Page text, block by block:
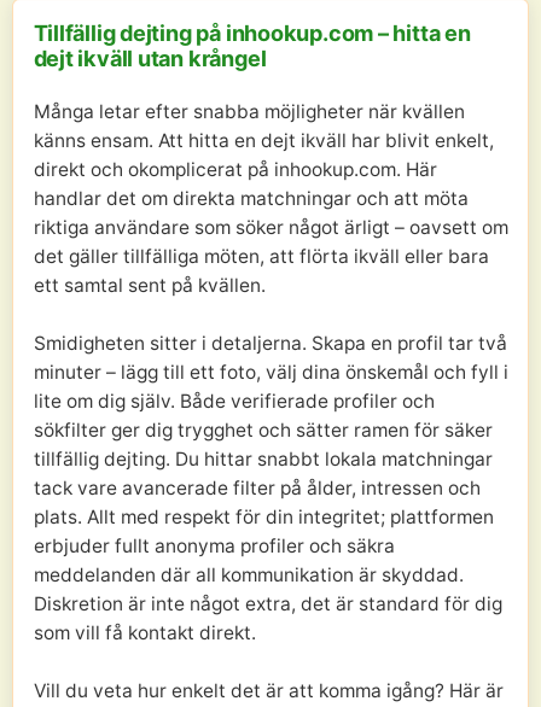
Tillfällig dejting på inhookup.com – hitta en
dejt ikväll utan krångel
Många letar efter snabba möjligheter när kvällen
känns ensam. Att hitta en dejt ikväll har blivit enkelt,
direkt och okomplicerat på inhookup.com. Här
handlar det om direkta matchningar och att möta
riktiga användare som söker något ärligt – oavsett om
det gäller tillfälliga möten, att flörta ikväll eller bara
ett samtal sent på kvällen.
Smidigheten sitter i detaljerna. Skapa en profil tar två
minuter – lägg till ett foto, välj dina önskemål och fyll i
lite om dig själv. Både verifierade profiler och
sökfilter ger dig trygghet och sätter ramen för säker
tillfällig dejting. Du hittar snabbt lokala matchningar
tack vare avancerade filter på ålder, intressen och
plats. Allt med respekt för din integritet; plattformen
erbjuder fullt anonyma profiler och säkra
meddelanden där all kommunikation är skyddad.
Diskretion är inte något extra, det är standard för dig
som vill få kontakt direkt.
Vill du veta hur enkelt det är att komma igång? Här är